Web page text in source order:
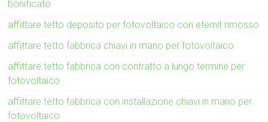
bonificato
affittare tetto deposito per fotovoltaico con eternit rimosso
affittare tetto fabbrica chiavi in mano per fotovoltaico
affittare tetto fabbrica con contratto a lungo termine per
fotovoltaico
affittare tetto fabbrica con installazione chiavi in mano per
fotovoltaico